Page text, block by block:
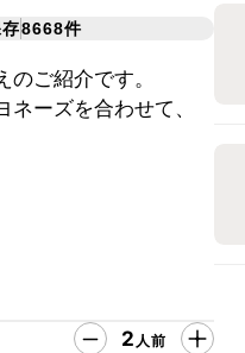
8668件
ご紹介です。
ーズを合わせて、
2 人前